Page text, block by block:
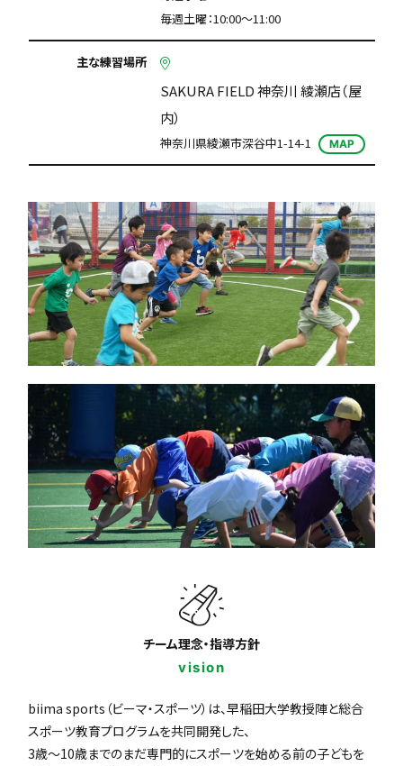
毎週土曜：10:00〜11:00
主な練習場所
SAKURA FIELD 神奈川 綾瀬店（屋
内）
神奈川県綾瀬市深谷中1-14-1 MAP
チーム理念・指導方針
vision
biima sports（ビーマ・スポーツ）は、早稲田大学教授陣と総合
スポーツ教育プログラムを共同開発した、
3歳〜10歳までのまだ専門的にスポーツを始める前の子どもを